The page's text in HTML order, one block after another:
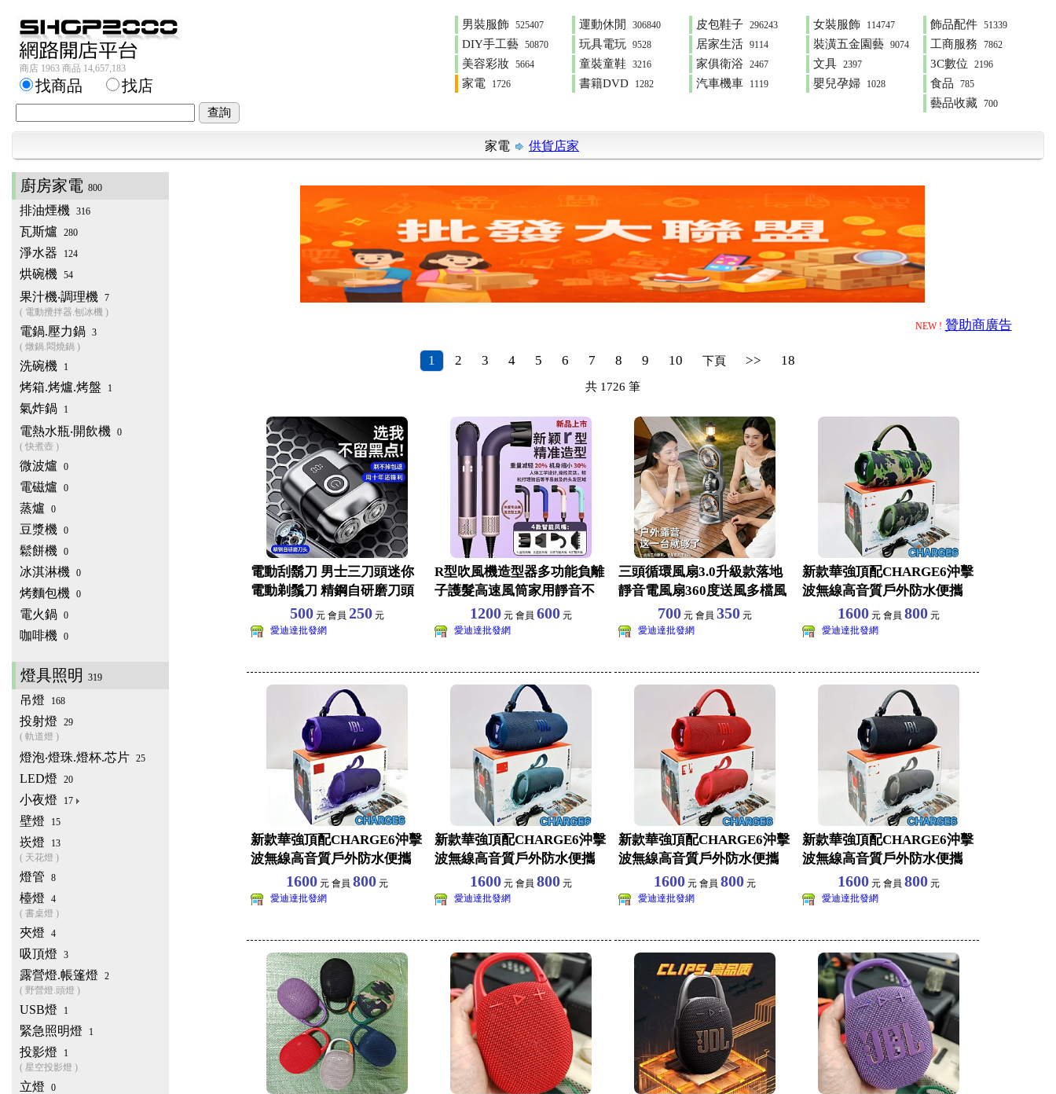
商店 1963 商品 14,657,183
男裝服飾 525407 運動休閒 306840 皮包鞋子 296243 女裝服飾 114747 飾品配件 51339
DIY手工藝 50870 玩具電玩 9528 居家生活 9114 裝潢五金園藝 9074 工商服務 7862
美容彩妝 5664 童裝童鞋 3216 家俱衛浴 2467 文具 2397 3C數位 2196
家電 1726 書籍DVD 1282 汽車機車 1119 嬰兒孕婦 1028 食品 785
藝品收藏 700
找商品 找店
家電 供貨店家
廚房家電 800
排油煙機 316
瓦斯爐 280
淨水器 124
烘碗機 54
果汁機‧調理機 7
( 電動攪拌器.刨冰機 )
電鍋.壓力鍋 3
( 燉鍋.悶燒鍋 )
洗碗機 1
烤箱.烤爐.烤盤 1
氣炸鍋 1
電熱水瓶‧開飲機 0
( 快煮壺 )
微波爐 0
電磁爐 0
蒸爐 0
豆漿機 0
鬆餅機 0
冰淇淋機 0
烤麵包機 0
電火鍋 0
咖啡機 0
燈具照明 319
吊燈 168
投射燈
29
( 軌道燈 )
燈泡‧燈珠.燈杯.芯片 25
LED燈 20
小夜燈 17
壁燈 15
崁燈
13
( 天花燈 )
燈管 8
檯燈
4
( 書桌燈 )
夾燈 4
吸頂燈 3
露營燈.帳篷燈
2
( 野營燈.頭燈 )
USB燈 1
緊急照明燈 1
投影燈
1
( 星空投影燈 )
立燈 0
NEW ! 贊助商廣告
1 2 3 4 5 6 7 8 9 10 下頁 >> 18
共1726 筆
電動刮鬍刀 男士三刀頭迷你
電動剃鬚刀 精鋼自研磨刀頭
數位顯示 輕便隨
500元 會員 250元
愛迪達批發網
R型吹風機造型器多功能負離
子護髮高速風筒家用靜音不
傷髮大風力美髮神器捲
1200元 會員 600元
愛迪達批發網
三頭循環風扇3.0升級款落地
靜音電風扇360度送風多檔風
速可調家用辦公
700元 會員 350元
愛迪達批發網
新款華強頂配CHARGE6沖擊
波無線高音質戶外防水便攜
藍牙音響音箱
1600元 會員 800元
愛迪達批發網
新款華強頂配CHARGE6沖擊
波無線高音質戶外防水便攜
藍牙音響音箱
1600元 會員 800元
愛迪達批發網
新款華強頂配CHARGE6沖擊
波無線高音質戶外防水便攜
藍牙音響音箱
1600元 會員 800元
愛迪達批發網
新款華強頂配CHARGE6沖擊
波無線高音質戶外防水便攜
藍牙音響音箱
1600元 會員 800元
愛迪達批發網
新款華強頂配CHARGE6沖擊
波無線高音質戶外防水便攜
藍牙音響音箱
1600元 會員 800元
愛迪達批發網